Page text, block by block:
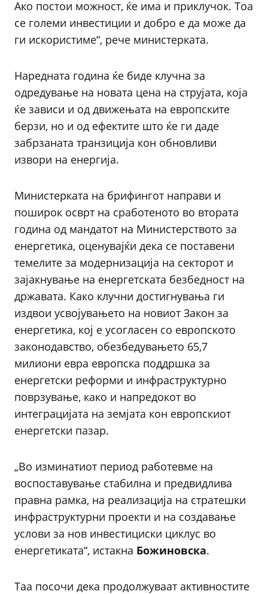
Ако постои можност, ќе има и приклучок. Тоа
се големи инвестиции и добро е да може да
ги искористиме“, рече министерката.
Наредната година ќе биде клучна за
одредување на новата цена на струјата, која
ќе зависи и од движењата на европските
берзи, но и од ефектите што ќе ги даде
забрзаната транзиција кон обновливи
извори на енергија.
Министерката на брифингот направи и
поширок осврт на сработеното во втората
година од мандатот на Министерството за
енергетика, оценувајќи дека се поставени
темелите за модернизација на секторот и
зајакнување на енергетската безбедност на
државата. Како клучни достигнувања ги
издвои усвојувањето на новиот Закон за
енергетика, кој е усогласен со европското
законодавство, обезбедувањето 65,7
милиони евра европска поддршка за
енергетски реформи и инфраструктурно
поврзување, како и напредокот во
интеграцијата на земјата кон европскиот
енергетски пазар.
„Во изминатиот период работевме на
воспоставување стабилна и предвидлива
правна рамка, на реализација на стратешки
инфраструктурни проекти и на создавање
услови за нов инвестициски циклус во
енергетиката“, истакна Божиновска.
Таа посочи дека продолжуваат активностите